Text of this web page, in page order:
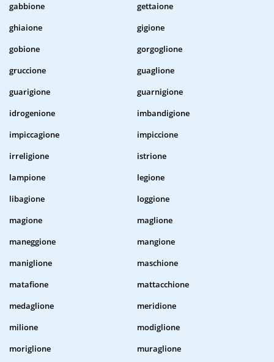
gabbione
gettaione
ghiaione
gigione
gobione
gorgoglione
gruccione
guaglione
guarigione
guarnigione
idrogenione
imbandigione
impiccagione
impiccione
irreligione
istrione
lampione
legione
libagione
loggione
magione
maglione
maneggione
mangione
maniglione
maschione
matafione
mattacchione
medaglione
meridione
milione
modiglione
moriglione
muraglione